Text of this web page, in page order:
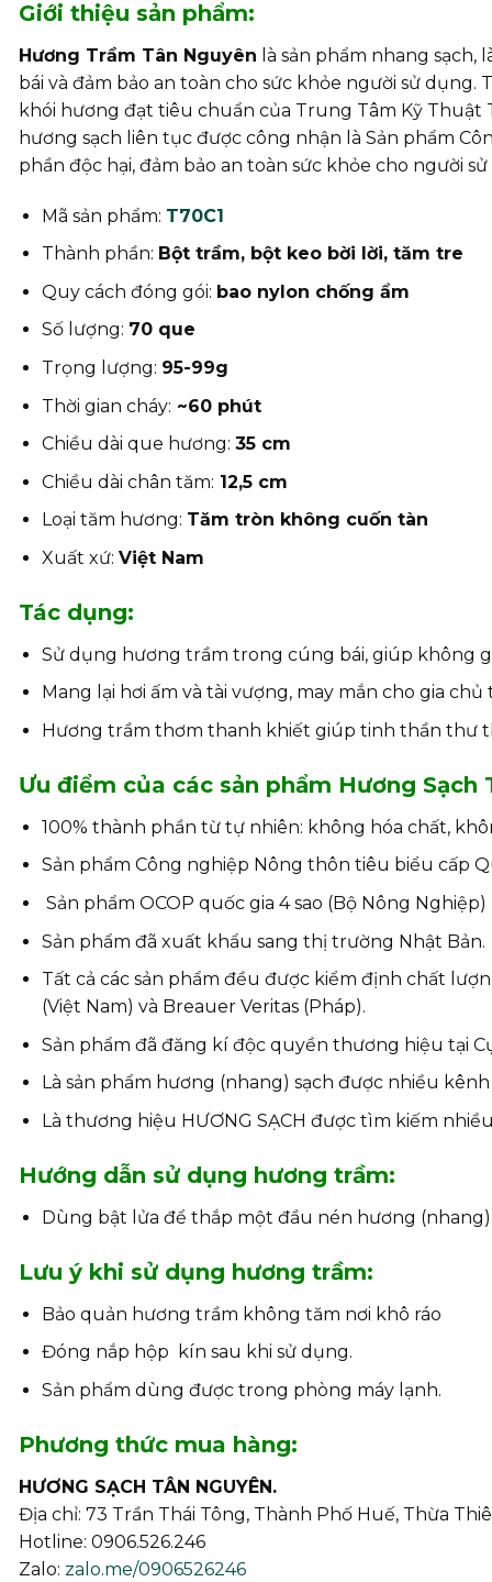
Giới thiệu sản phẩm:
Hương Trầm Tân Nguyên là sản phẩm nhang
bái và đảm bảo an toàn cho sức khỏe người sử
khói hương đạt tiêu chuẩn của Trung Tâm Kỹ
hương sạch liên tục được công nhận là Sản phẩm
phần độc hại, đảm bảo an toàn sức khỏe cho người
Mã sản phẩm: T70C1
Thành phần: Bột trầm, bột keo bời lời, tăm tre
Quy cách đóng gói: bao nylon chống ẩm
Số lượng: 70 que
Trọng lượng: 95-99g
Thời gian cháy: ~60 phút
Chiều dài que hương: 35 cm
Chiều dài chân tăm: 12,5 cm
Loại tăm hương: Tăm tròn không cuốn tàn
Xuất xứ: Việt Nam
Tác dụng:
Sử dụng hương trầm trong cúng bái, giúp không
Mang lại hơi ấm và tài vượng, may mắn cho gia
Hương trầm thơm thanh khiết giúp tinh thần thư
Ưu điểm của các sản phẩm Hương Sạch
100% thành phần từ tự nhiên: không hóa chất,
Sản phẩm Công nghiệp Nông thôn tiêu biểu cấp
Sản phẩm OCOP quốc gia 4 sao (Bộ Nông Nghiệp)
Sản phẩm đã xuất khẩu sang thị trường Nhật Bản.
Tất cả các sản phẩm đều được kiểm định chất
(Việt Nam) và Breauer Veritas (Pháp).
Sản phẩm đã đăng kí độc quyền thương hiệu tại
Là sản phẩm hương (nhang) sạch được nhiều
Là thương hiệu HƯƠNG SẠCH được tìm kiếm
Hướng dẫn sử dụng hương trầm:
Dùng bật lửa để thắp một đầu nén hương
Lưu ý khi sử dụng hương trầm:
Bảo quản hương trầm không tăm nơi khô ráo
Đóng nắp hộp kín sau khi sử dụng.
Sản phẩm dùng được trong phòng máy lạnh.
Phương thức mua hàng:
HƯƠNG SẠCH TÂN NGUYÊN.
Địa chỉ: 73 Trần Thái Tông, Thành Phố Huế, Thừa
Hotline: 0906.526.246
Zalo: zalo.me/0906526246